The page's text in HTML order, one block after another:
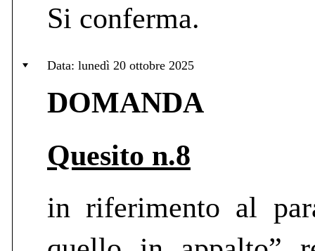
Si conferma.
Data: lunedì 20 ottobre 2025
DOMANDA
Quesito n.8
in riferimento al